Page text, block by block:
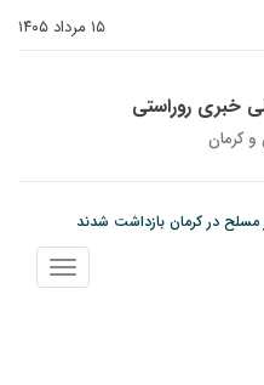
۱۵ مرداد ۱۴۰۵
خبری روراستی
و كرمان
احمدآباد با قید فوریت پیگیرینمایش
منو